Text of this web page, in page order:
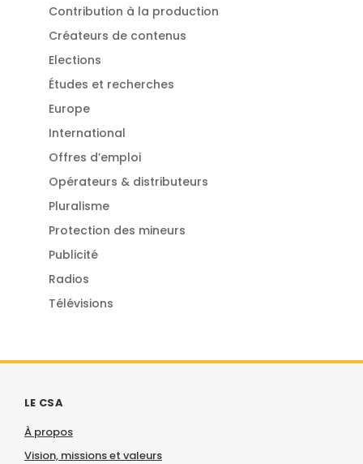
Contribution à la production
Créateurs de contenus
Elections
Études et recherches
Europe
International
Offres d’emploi
Opérateurs & distributeurs
Pluralisme
Protection des mineurs
Publicité
Radios
Télévisions
LE CSA
À propos
Vision, missions et valeurs